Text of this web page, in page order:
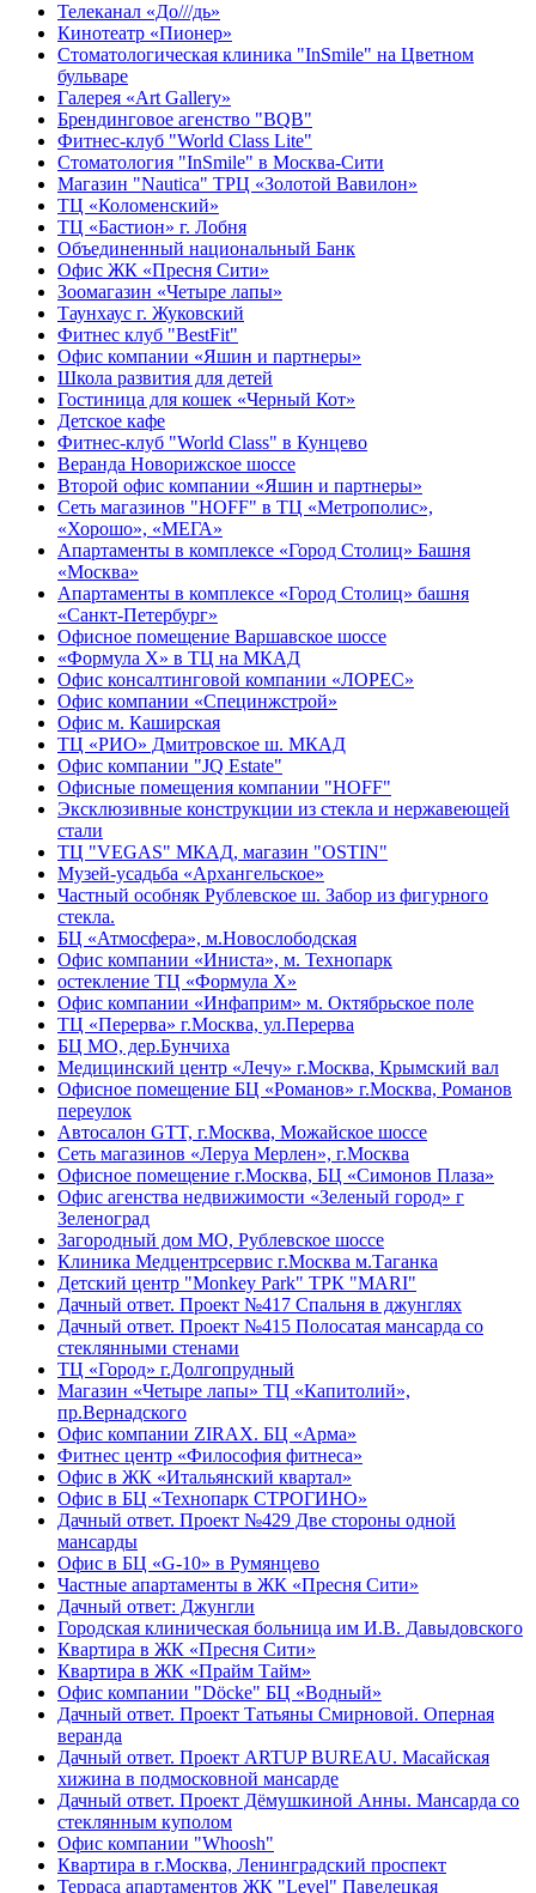
Телеканал «До///дь»
Кинотеатр «Пионер»
Стоматологическая клиника "InSmile" на Цветном
бульваре
Галерея «Art Gallery»
Брендинговое агенство "BQB"
Фитнес-клуб "World Class Lite"
Стоматология "InSmile" в Москва-Сити
Магазин "Nautica" ТРЦ «Золотой Вавилон»
ТЦ «Коломенский»
ТЦ «Бастион» г. Лобня
Объединенный национальный Банк
Офис ЖК «Пресня Сити»
Зоомагазин «Четыре лапы»
Таунхаус г. Жуковский
Фитнес клуб "BestFit"
Офис компании «Яшин и партнеры»
Школа развития для детей
Гостиница для кошек «Черный Кот»
Детское кафе
Фитнес-клуб "World Class" в Кунцево
Веранда Новорижское шоссе
Второй офис компании «Яшин и партнеры»
Сеть магазинов "HOFF" в ТЦ «Метрополис»,
«Хорошо», «МЕГА»
Апартаменты в комплексе «Город Столиц» Башня
«Москва»
Апартаменты в комплексе «Город Столиц» башня
«Санкт-Петербург»
Офисное помещение Варшавское шоссе
«Формула Х» в ТЦ на МКАД
Офис консалтинговой компании «ЛОРЕС»
Офис компании «Специнжстрой»
Офис м. Каширская
ТЦ «РИО» Дмитровское ш. МКАД
Офис компании "JQ Estate"
Офисные помещения компании "HOFF"
Эксклюзивные конструкции из стекла и нержавеющей
стали
ТЦ "VEGAS" МКАД, магазин "OSTIN"
Музей-усадьба «Архангельское»
Частный особняк Рублевское ш. Забор из фигурного
стекла.
БЦ «Атмосфера», м.Новослободская
Офис компании «Иниста», м. Технопарк
остекление ТЦ «Формула Х»
Офис компании «Инфаприм» м. Октябрьское поле
ТЦ «Перерва» г.Москва, ул.Перерва
БЦ МО, дер.Бунчиха
Медицинский центр «Лечу» г.Москва, Крымский вал
Офисное помещение БЦ «Романов» г.Москва, Романов
переулок
Автосалон GTT, г.Москва, Можайское шоссе
Сеть магазинов «Леруа Мерлен», г.Москва
Офисное помещение г.Москва, БЦ «Симонов Плаза»
Офис агенства недвижимости «Зеленый город» г
Зеленоград
Загородный дом МО, Рублевское шоссе
Клиника Медцентрсервис г.Москва м.Таганка
Детский центр "Monkey Park" ТРК "MARI"
Дачный ответ. Проект №417 Спальня в джунглях
Дачный ответ. Проект №415 Полосатая мансарда со
стеклянными стенами
ТЦ «Город» г.Долгопрудный
Магазин «Четыре лапы» ТЦ «Капитолий»,
пр.Вернадского
Офис компании ZIRAX. БЦ «Арма»
Фитнес центр «Философия фитнеса»
Офис в ЖК «Итальянский квартал»
Офис в БЦ «Технопарк СТРОГИНО»
Дачный ответ. Проект №429 Две стороны одной
мансарды
Офис в БЦ «G-10» в Румянцево
Частные апартаменты в ЖК «Пресня Сити»
Дачный ответ: Джунгли
Городская клиническая больница им И.В. Давыдовского
Квартира в ЖК «Пресня Сити»
Квартира в ЖК «Прайм Тайм»
Офис компании "Döcke" БЦ «Водный»
Дачный ответ. Проект Татьяны Смирновой. Оперная
веранда
Дачный ответ. Проект ARTUP BUREAU. Масайская
хижина в подмосковной мансарде
Дачный ответ. Проект Дëмушкиной Анны. Мансарда со
стеклянным куполом
Офис компании "Whoosh"
Квартира в г.Москва, Ленинградский проспект
Терраса апартаментов ЖК "Level" Павелецкая